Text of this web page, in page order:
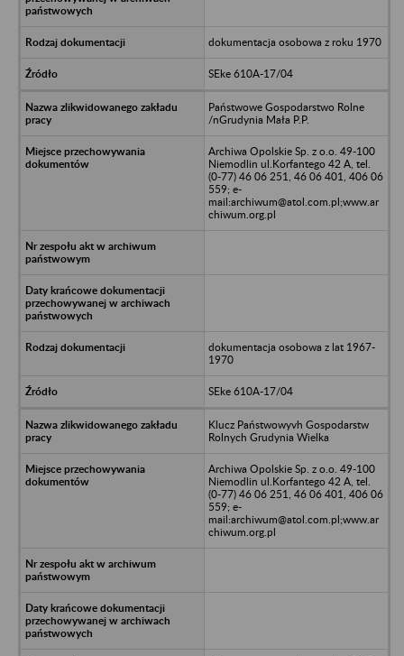
dokumentacja osobowa z roku 1970
SEke 610A-17/04
Państwowe Gospodarstwo Rolne
/nGrudynia Mała P.P.
Archiwa Opolskie Sp. z o.o. 49-100
Niemodlin ul.Korfantego 42 A, tel.
(0-77) 46 06 251, 46 06 401, 406 06
559; e-
mail:archiwum@atol.com.pl;www.ar
chiwum.org.pl
dokumentacja osobowa z lat 1967-
1970
SEke 610A-17/04
Klucz Państwowyvh Gospodarstw
Rolnych Grudynia Wielka
Archiwa Opolskie Sp. z o.o. 49-100
Niemodlin ul.Korfantego 42 A, tel.
(0-77) 46 06 251, 46 06 401, 406 06
559; e-
mail:archiwum@atol.com.pl;www.ar
chiwum.org.pl